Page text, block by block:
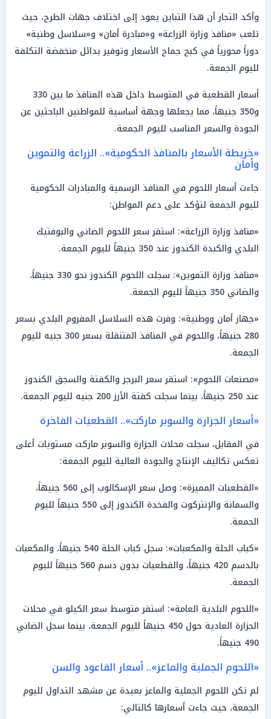
وأكد التجار أن هذا التباين يعود إلى اختلاف جهات الطرح، حيث
تلعب «منافذ وزارة الزراعة» و«مبادرة أمان» و«سلاسل وطنية»
دوراً محورياً في كبح جماح الأسعار وتوفير بدائل منخفضة التكلفة
لليوم الجمعة.
أسعار القطعية في المتوسط داخل هذه المنافذ ما بين 330
و350 جنيهاً، مما يجعلها وجهة أساسية للمواطنين الباحثين عن
الجودة والسعر المناسب لليوم الجمعة.
«خريطة الأسعار بالمنافذ الحكومية».. الزراعة والتموين
وأمان
جاءت أسعار اللحوم في المنافذ الرسمية والمبادرات الحكومية
لليوم الجمعة لتؤكد على دعم المواطن:
«منافذ وزارة الزراعة»: استقر سعر اللحوم الضاني والبوفتيك
البلدي والكبدة الكندوز عند 350 جنيهاً لليوم الجمعة.
«منافذ وزارة التموين»: سجلت اللحوم الكندوز نحو 330 جنيهاً،
والضاني 350 جنيهاً لليوم الجمعة.
«جهاز أمان ووطنية»: وفرت هذه السلاسل المفروم البلدي بسعر
280 جنيهاً، واللحوم في المنافذ المتنقلة بسعر 300 جنيه لليوم
الجمعة.
«مصنعات اللحوم»: استقر سعر البرجر والكفتة والسجق الكندوز
عند 250 جنيهاً، بينما سجلت كفتة الأرز 200 جنيه لليوم الجمعة.
«أسعار الجزارة والسوبر ماركت».. القطعيات الفاخرة
في المقابل، سجلت محلات الجزارة والسوبر ماركت مستويات أعلى
تعكس تكاليف الإنتاج والجودة العالية لليوم الجمعة:
«القطعيات المميزة»: وصل سعر الإسكالوب إلى 560 جنيهاً،
والسمانة والإنتركوت والفخدة الكندوز إلى 550 جنيهاً لليوم
الجمعة.
«كباب الحلة والمكعبات»: سجل كباب الحلة 540 جنيهاً، والمكعبات
بالدسم 420 جنيهاً، والقطعيات بدون دسم 560 جنيهاً لليوم
الجمعة.
«اللحوم البلدية العامة»: استقر متوسط سعر الكيلو في محلات
الجزارة العادية حول 450 جنيهاً لليوم الجمعة، بينما سجل الضاني
490 جنيهاً.
«اللحوم الجملية والماعز».. أسعار القاعود والسن
لم تكن اللحوم الجملية والماعز بعيدة عن مشهد التداول لليوم
الجمعة، حيث جاءت أسعارها كالتالي: